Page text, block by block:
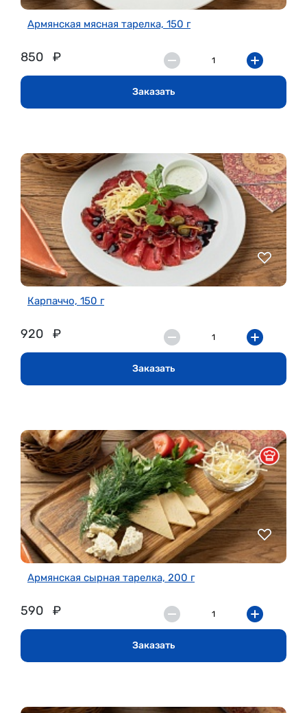
Армянская мясная тарелка, 150 г
850 ₽
Заказать
Карпаччо, 150 г
920 ₽
Заказать
Армянская сырная тарелка, 200 г
590 ₽
Заказать